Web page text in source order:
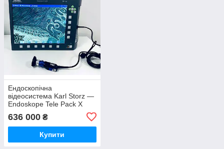
Ендоскопічна
відеосистема Karl Storz —
Endoskope Tele Pack X
20212030 PAL (Used)
636 000 ₴
Купити